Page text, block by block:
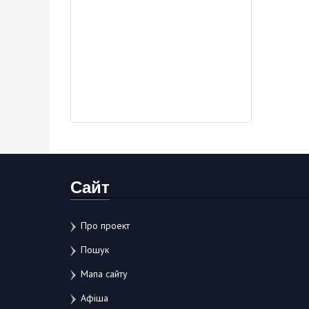
Сайт
Про проект
Пошук
Мапа сайту
Афіша